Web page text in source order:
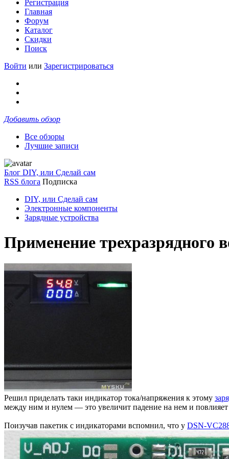
Регистрация
Главная
Форум
Каталог
Скидки
Поиск
Войти или Зарегистрироваться
Добавить обзор
Все обзоры
Лучшие записи
Блог DIY, или Сделай сам
RSS блога Подписка
DIY, или Сделай сам
Электронные компоненты
Зарядные устройства
Применение трехразрядного
Решил приделать таки индикатор тока/напряжения к этому
между ним и нулем — это увеличит падение на нем и
Поизучав пакетик с индикаторами вспомнил, что у DSN-